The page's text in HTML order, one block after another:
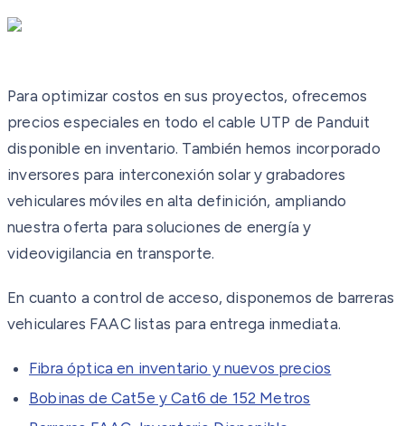
Para optimizar costos en sus proyectos, ofrecemos
precios especiales en todo el cable UTP de Panduit
disponible en inventario. También hemos incorporado
inversores para interconexión solar y grabadores
vehiculares móviles en alta definición, ampliando
nuestra oferta para soluciones de energía y
videovigilancia en transporte.
En cuanto a control de acceso, disponemos de barreras
vehiculares FAAC listas para entrega inmediata.
Fibra óptica en inventario y nuevos precios
Bobinas de Cat5e y Cat6 de 152 Metros